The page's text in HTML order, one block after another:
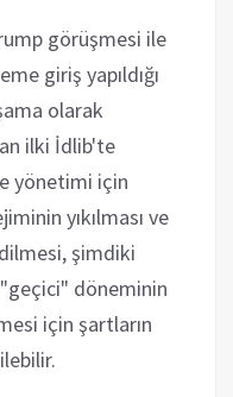
görüşmesi ile
giriş yapıldığı
olarak
ilki İdlib'te
yönetimi için
yıkılması ve
şimdiki
döneminin
için şartların